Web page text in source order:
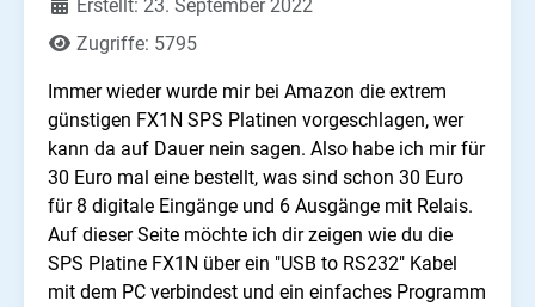
Erstellt: 23. September 2022
Zugriffe: 5795
Immer wieder wurde mir bei Amazon die extrem
günstigen FX1N SPS Platinen vorgeschlagen, wer
kann da auf Dauer nein sagen. Also habe ich mir für
30 Euro mal eine bestellt, was sind schon 30 Euro
für 8 digitale Eingänge und 6 Ausgänge mit Relais.
Auf dieser Seite möchte ich dir zeigen wie du die
SPS Platine FX1N über ein "USB to RS232" Kabel
mit dem PC verbindest und ein einfaches Programm